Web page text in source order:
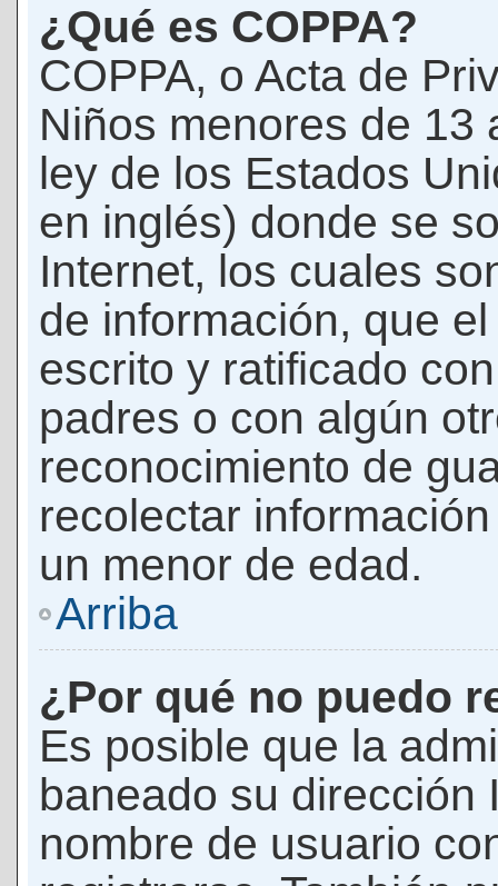
¿Qué es COPPA?
COPPA, o Acta de
Niños menores de 13
ley de los Estados
en inglés) donde se
Internet, los cuales
de información, que
escrito y ratificado
padres o con algún
reconocimiento de
recolectar
un menor de edad.
Arriba
¿Por qué no puedo
Es posible que la
baneado su dirección
nombre de usuario